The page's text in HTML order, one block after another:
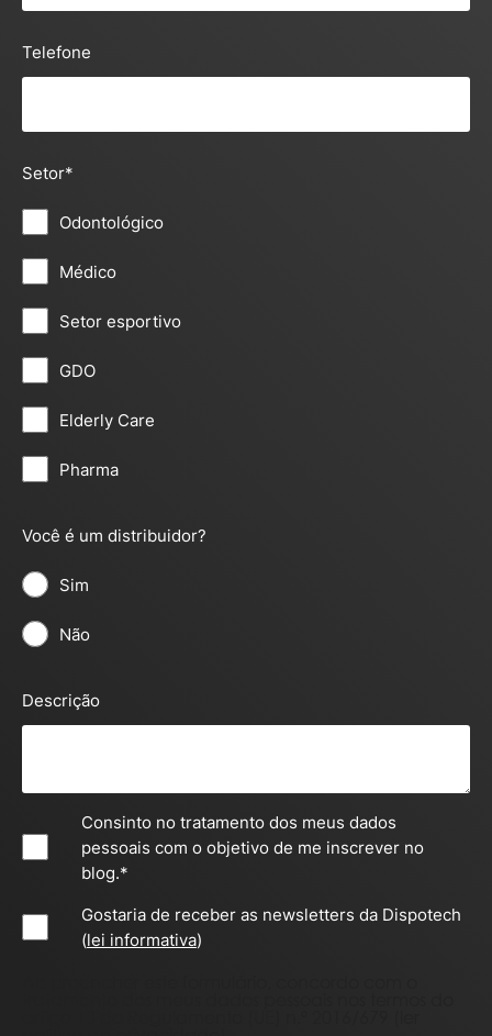
Telefone
Setor*
Odontológico
Médico
Setor esportivo
GDO
Elderly Care
Pharma
Você é um distribuidor?
Sim
Não
Descrição
Consinto no tratamento dos meus dados
pessoais com o objetivo de me inscrever no
blog.*
Gostaria de receber as newsletters da Dispotech
(lei informativa)